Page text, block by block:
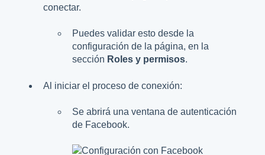
conectar.
Puedes validar esto desde la
configuración de la página, en la
sección Roles y permisos.
Al iniciar el proceso de conexión:
Se abrirá una ventana de autenticación
de Facebook.